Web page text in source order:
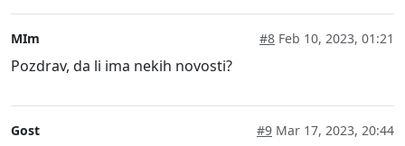
MIm #8 Feb 10, 2023, 01:21
Pozdrav, da li ima nekih novosti?
Gost #9 Mar 17, 2023, 20:44